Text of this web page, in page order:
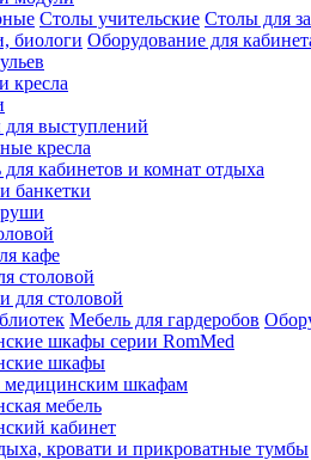
Столы учительские Столы для
биологи Оборудование для
кресла
выступлений
кресла
кабинетов и комнат отдыха
банкетки
кафе
столовой
для столовой
Мебель для гардеробов
шкафы серии RomMed
шкафы
шкафам
мебель
кабинет
кровати и прикроватные тумбы